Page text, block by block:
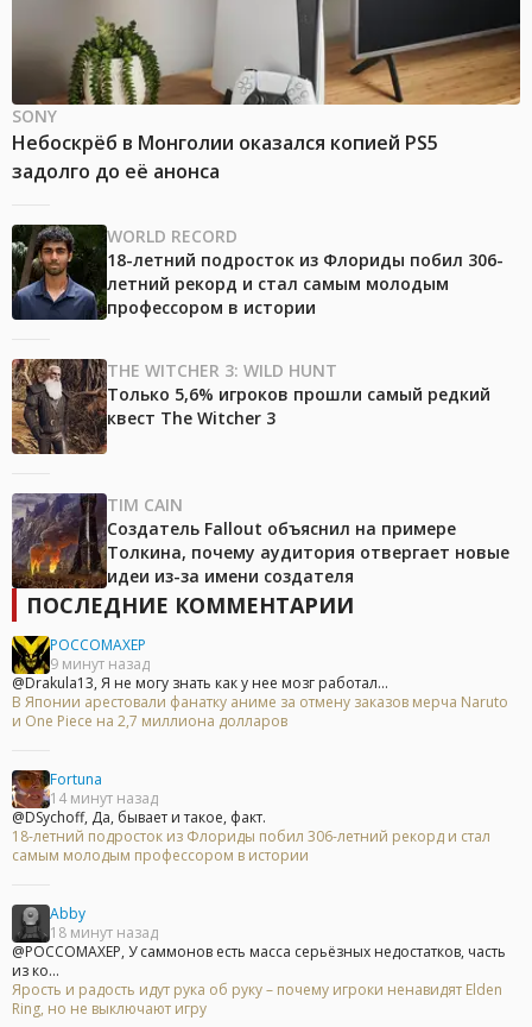
SONY
Небоскрёб в Монголии оказался копией PS5
задолго до её анонса
WORLD RECORD
18-летний подросток из Флориды побил 306-
летний рекорд и стал самым молодым
профессором в истории
THE WITCHER 3: WILD HUNT
Только 5,6% игроков прошли самый редкий
квест The Witcher 3
TIM CAIN
Создатель Fallout объяснил на примере
Толкина, почему аудитория отвергает новые
идеи из-за имени создателя
ПОСЛЕДНИЕ КОММЕНТАРИИ
POCCOMAXEP
9 минут назад
@Drakula13, Я не могу знать как у нее мозг работал...
В Японии арестовали фанатку аниме за отмену заказов мерча Naruto
и One Piece на 2,7 миллиона долларов
Fortuna
14 минут назад
@DSychoff, Да, бывает и такое, факт.
18-летний подросток из Флориды побил 306-летний рекорд и стал
самым молодым профессором в истории
Abby
18 минут назад
@POCCOMAXEP, У саммонов есть масса серьёзных недостатков, часть
из ко...
Ярость и радость идут рука об руку – почему игроки ненавидят Elden
Ring, но не выключают игру